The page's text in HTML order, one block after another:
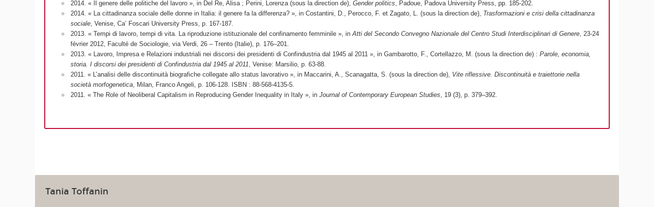
2014. « Il genere delle politiche del lavoro », in Del Re, Alisa ; Perini, Lorenza (sous la direction de),Gender politics , Padoue, Padova University Press, pp. 185-202.
2014. « La cittadinanza sociale delle donne in Italia: il genere fa la differenza? », in Costantini, D., Perocco, F. et Zagato, L. (sous la direction de), Trasformazioni e crisi della cittadinanza
sociale , Venise, Ca’ Foscari University Press, p. 167-187.
2013. « Tempi di lavoro, tempi di vita. La riproduzione istituzionale del confinamento femminile », inAtti del Secondo Convegno Nazionale del Centro Studi Interdisciplinari di Genere , 23-24
février 2012, Faculté de Sociologie, via Verdi, 26 – Trento (Italie), p. 176–201.
2013. « Lavoro, Impresa e Relazioni industriali nei discorsi dei presidenti di Confindustria dal 1945 al 2011 », in Gambarotto, F., Cortellazzo, M. (sous la direction de) :Parole, economia,
storia. I discorsi dei presidenti di Confindustria dal 1945 al 2011 , Venise: Marsilio, p. 63-88.
2011. « L’analisi delle discontinuità biografiche collegate allo status lavorativo », in Maccarini, A., Scanagatta, S. (sous la direction de), Vite riflessive. Discontinuità e traiettorie nella
società morfogenetica , Milan, Franco Angeli, p. 106-128. ISBN : 88-568-4135-5.
2011. « The Role of Neoliberal Capitalism in Reproducing Gender Inequality in Italy », inJournal of Contemporary European Studies , 19 (3), p. 379–392.
Tania Toffanin